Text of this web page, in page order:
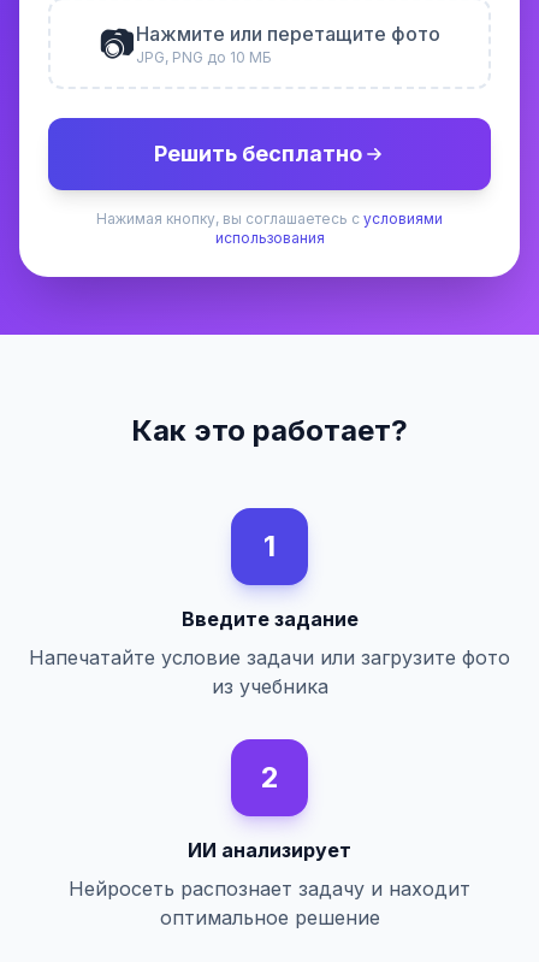
📷Нажмите или перетащите фото
JPG, PNG до 10 МБ
Решить бесплатно
Нажимая кнопку, вы соглашаетесь с условиями
использования
Как это работает?
1
Введите задание
Напечатайте условие задачи или загрузите фото
из учебника
2
ИИ анализирует
Нейросеть распознает задачу и находит
оптимальное решение